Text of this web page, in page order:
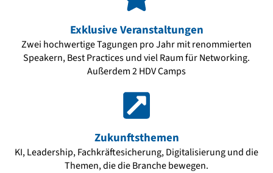
Exklusive Veranstaltungen
Zwei hochwertige Tagungen pro Jahr mit renommierten
Speakern, Best Practices und viel Raum für Networking.
Außerdem 2 HDV Camps
Zukunftsthemen
KI, Leadership, Fachkräftesicherung, Digitalisierung und die
Themen, die die Branche bewegen.